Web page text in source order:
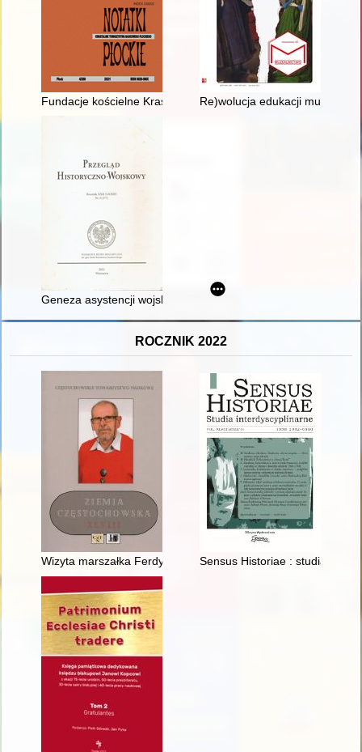
Fundacje kościelne Krasińskich na Mazowszu : zarys
Re)wolucja edukacji
Geneza asystencji wojskowej w II Rzeczypospolitej
ROCZNIK 2022
Wizyta marszałka Ferdynanda Focha w Częstochowie
Sensus Historiae : studia